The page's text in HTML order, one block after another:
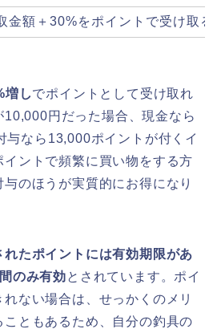
金額＋30%をポイントで受け取る
増しでポイントとして受け取れ
10,000円だった場合、現金なら
与なら13,000ポイントが付くイ
イントで頻繁に買い物をする方
のほうが実質的にお得になり
れたポイントには有効期限があ
のみ有効とされています。ポイ
ない場合は、せっかくのメリ
こともあるため、自分の釣具の